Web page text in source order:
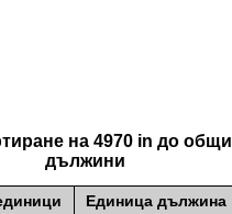
на 4970 in до общи
дължини
Единица дължина